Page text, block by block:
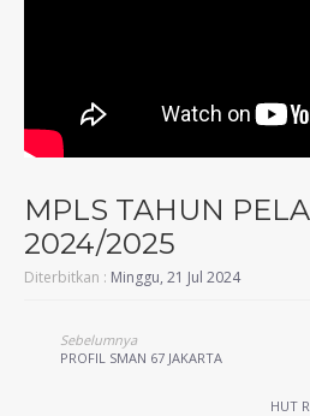
MPLS TAHUN
2024/2025
Diterbitkan : Minggu, 21 Jul 2024
Sebelumnya
PROFIL SMAN 67 JAKARTA
HUT